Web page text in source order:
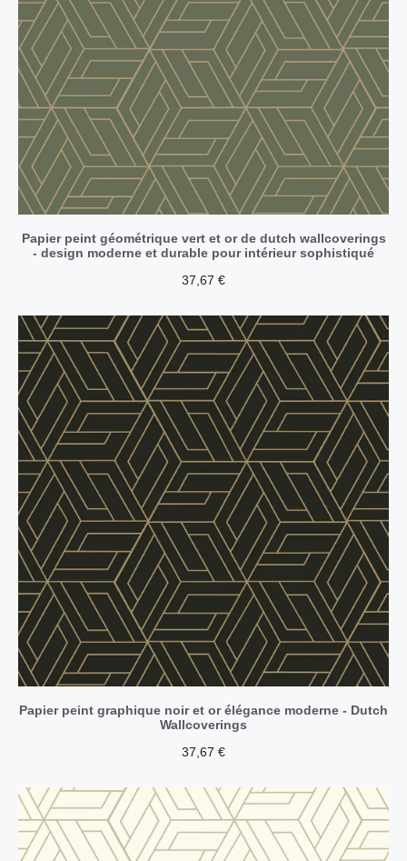
Papier peint géométrique vert et or de dutch wallcoverings
- design moderne et durable pour intérieur sophistiqué
37,67 €
Papier peint graphique noir et or élégance moderne - Dutch
Wallcoverings
37,67 €